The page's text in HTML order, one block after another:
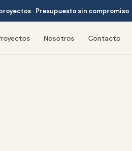
· Presupuesto sin compromiso
Nosotros Contacto